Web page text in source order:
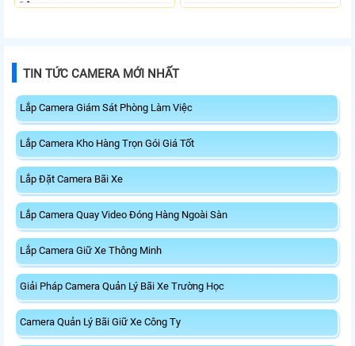
Động.
TIN TỨC CAMERA MỚI NHẤT
Lắp Camera Giám Sát Phòng Làm Việc
Lắp Camera Kho Hàng Trọn Gói Giá Tốt
Lắp Đặt Camera Bãi Xe
Lắp Camera Quay Video Đóng Hàng Ngoài Sàn
Lắp Camera Giữ Xe Thông Minh
Giải Pháp Camera Quản Lý Bãi Xe Trường Học
Camera Quản Lý Bãi Giữ Xe Công Ty